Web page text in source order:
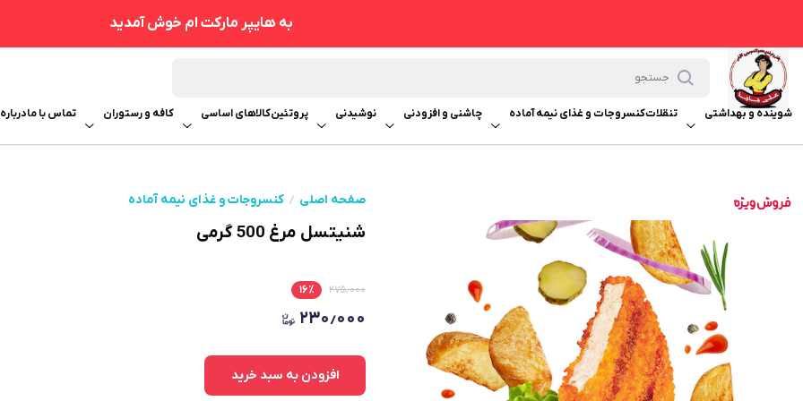
به هایپر مارکت ام خوش آمدید
شوینده و بهداشتی تنقلاتکنسروجات و غذای نیمه آماده چاشنی و افزودنی نوشیدنی پروتئینکالاهای اساسی کافه و رستوران تماس با ما
صفحه اصلی کنسروجات و غذای نیمه آماده
شنیتسل مرغ 500 گرمی
۲۷۵٫۰۰۰ ۱۶٪
۲۳۰٫۰۰۰
افزودن به سبد خرید